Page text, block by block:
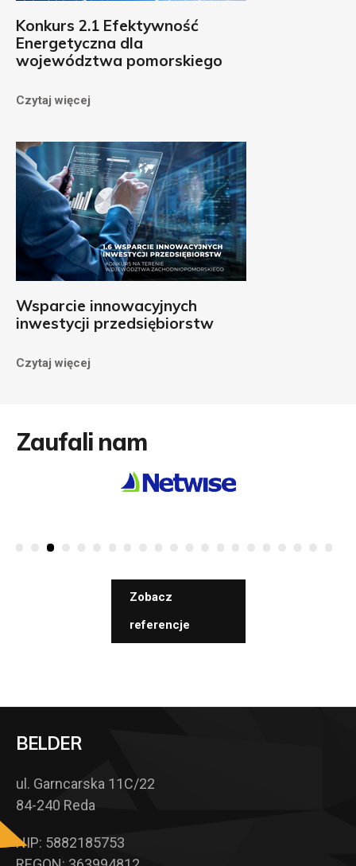
Konkurs 2.1 Efektywność
Energetyczna dla
województwa pomorskiego
Czytaj więcej
Wsparcie innowacyjnych
inwestycji przedsiębiorstw
Czytaj więcej
Zaufali nam
Zobacz
referencje
BELDER
ul. Garncarska 11C/22
84-240 Reda
NIP: 5882185753